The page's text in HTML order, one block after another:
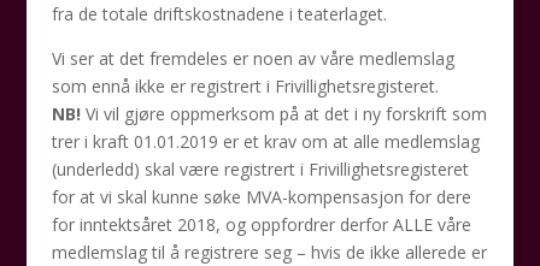
fra de totale driftskostnadene i teaterlaget.
Vi ser at det fremdeles er noen av våre medlemslag
som ennå ikke er registrert i Frivillighetsregisteret.
NB! Vi vil gjøre oppmerksom på at det i ny forskrift som
trer i kraft 01.01.2019 er et krav om at alle medlemslag
(underledd) skal være registrert i Frivillighetsregisteret
for at vi skal kunne søke MVA-kompensasjon for dere
for inntektsåret 2018, og oppfordrer derfor ALLE våre
medlemslag til å registrere seg – hvis de ikke allerede er